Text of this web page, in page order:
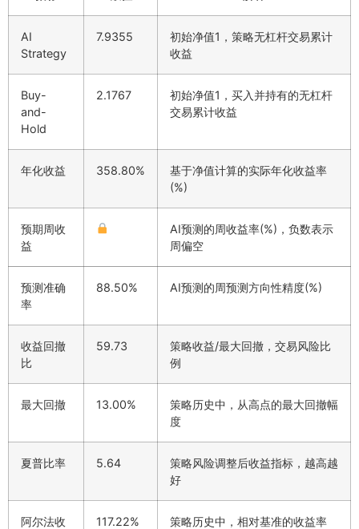
AI
Strategy
7.9355
初始净值1，策略无杠杆交易累计
收益
Buy-
and-
Hold
2.1767
初始净值1，买入并持有的无杠杆
交易累计收益
年化收益 358.80%
基于净值计算的实际年化收益率
(%)
预期周收
益
AI预测的周收益率(%)，负数表示
周偏空
预测准确
率
88.50% AI预测的周预测方向性精度(%)
收益回撤
比
59.73
策略收益/最大回撤，交易风险比
例
最大回撤 13.00%
策略历史中，从高点的最大回撤幅
度
夏普比率 5.64
策略风险调整后收益指标，越高越
好
阿尔法收
117.22% 策略历史中，相对基准的收益率